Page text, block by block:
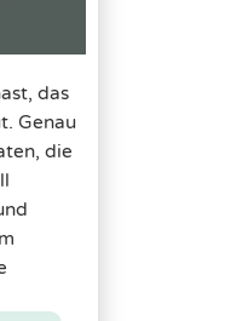
das
Genau
die